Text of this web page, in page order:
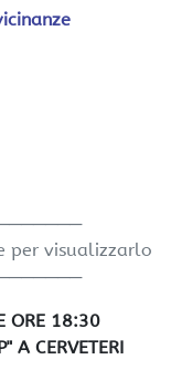
per visualizzarlo
ORE 18:30
A CERVETERI